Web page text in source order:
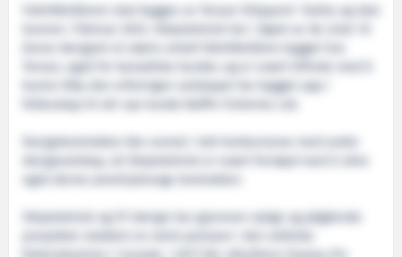
Fabrikktråleren skal bygges av Tersan Shipyard i Tyrkia og skal
leveres i februar 2024. Skipsteknisk har i løpet av de siste 10
årene designet et større antall fabrikktrålere bygget hos
Tersan, også for kanadiske kunder, og er svært tilfreds med å
kunne tilby den erfaringen selskapet har bygget opp i
fellesskap til vår nye kunde Baffin Fisheries Ltd.
Designkontrakten ble vunnet i tett konkurranse med andre
designselskap, så Skipsteknisk er svært fornøyd med å sikre
også denne prestisjetunge kontrakten.
Skipsteknisk og ST-design har gjennom nylige og pågående